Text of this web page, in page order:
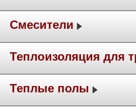
Смесители
Теплоизоляция для
Теплые полы